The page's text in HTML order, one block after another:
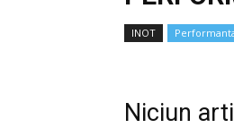
INOT
Niciun